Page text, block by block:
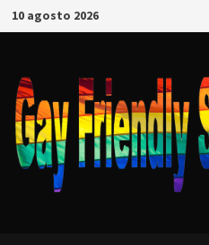
10 agosto 2026